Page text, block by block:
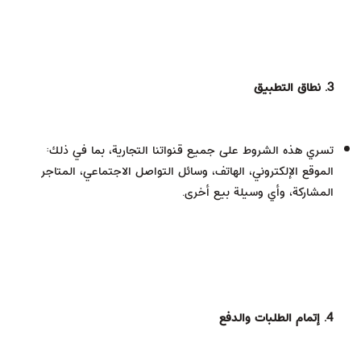
3. نطاق التطبيق
تسري هذه الشروط على جميع قنواتنا التجارية، بما في ذلك:
الموقع الإلكتروني، الهاتف، وسائل التواصل الاجتماعي، المتاجر
المشاركة، وأي وسيلة بيع أخرى.
4. إتمام الطلبات والدفع